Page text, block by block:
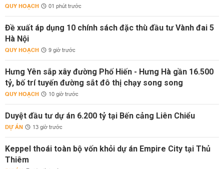
QUY HOẠCH 01 phút trước
Đề xuất áp dụng 10 chính sách đặc thù đầu tư Vành đai 5
Hà Nội
QUY HOẠCH 9 giờ trước
Hưng Yên sắp xây đường Phố Hiến - Hưng Hà gần 16.500
tỷ, bố trí tuyến đường sắt đô thị chạy song song
QUY HOẠCH 10 giờ trước
Duyệt đầu tư dự án 6.200 tỷ tại Bến cảng Liên Chiểu
DỰ ÁN 13 giờ trước
Keppel thoái toàn bộ vốn khỏi dự án Empire City tại Thủ
Thiêm